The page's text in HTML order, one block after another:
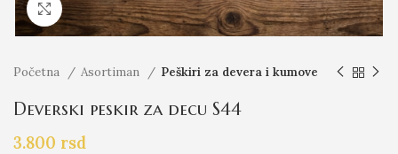
Click to enlarge
Početna Asortiman Peškiri za devera i kumove
Deverski peskir za decu S44
3.800 rsd